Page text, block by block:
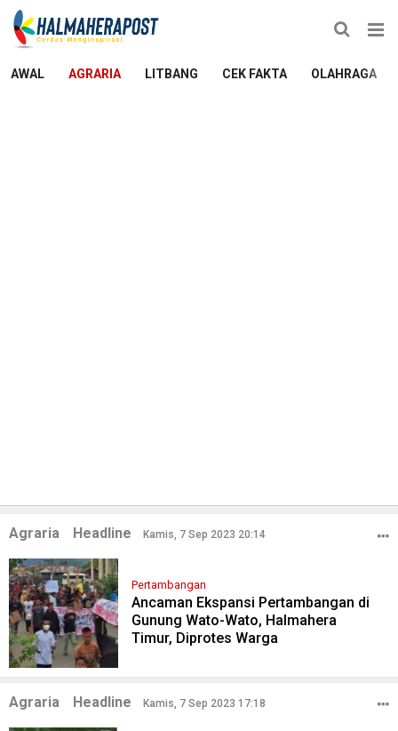
AWAL AGRARIA LITBANG CEK FAKTA OLAHRAGA
Agraria Headline Kamis, 7 Sep 2023 20:14
Pertambangan
Ancaman Ekspansi Pertambangan di
Gunung Wato-Wato, Halmahera
Timur, Diprotes Warga
Agraria Headline Kamis, 7 Sep 2023 17:18